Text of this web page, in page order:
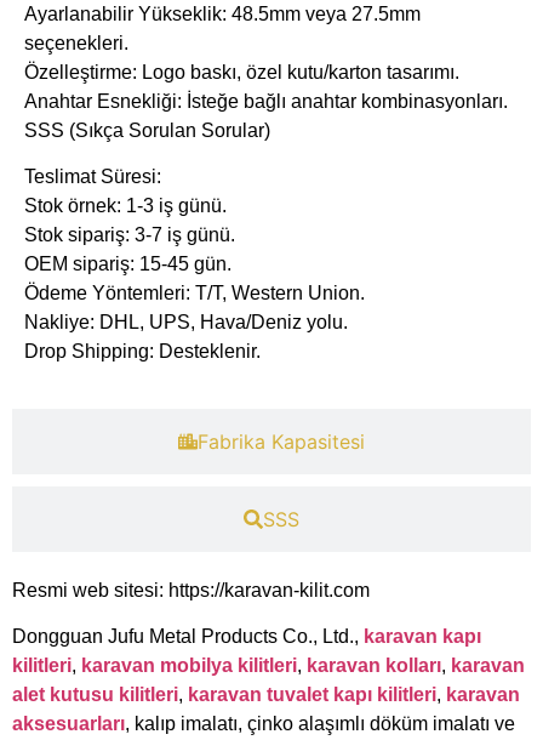
​Fabrika Kapasitesi​
​SSS
​Ayarlanabilir Yükseklik: 48.5mm veya 27.5mm
seçenekleri.
​Özelleştirme: Logo baskı, özel kutu/karton tasarımı.
​Anahtar Esnekliği: İsteğe bağlı anahtar kombinasyonları.
SSS (Sıkça Sorulan Sorular)
​Teslimat Süresi:
Stok örnek: 1-3 iş günü.
Stok sipariş: 3-7 iş günü.
OEM sipariş: 15-45 gün.
​Ödeme Yöntemleri: T/T, Western Union.
​Nakliye: DHL, UPS, Hava/Deniz yolu.
​Drop Shipping: Desteklenir.
Resmi web sitesi: https://karavan-kilit.com
Dongguan Jufu Metal Products Co., Ltd., karavan kapı
kilitleri, karavan mobilya kilitleri, karavan kolları, karavan
alet kutusu kilitleri, karavan tuvalet kapı kilitleri, karavan
aksesuarları, kalıp imalatı, çinko alaşımlı döküm imalatı ve